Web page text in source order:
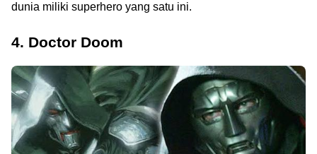
dunia miliki superhero yang satu ini.
4. Doctor Doom